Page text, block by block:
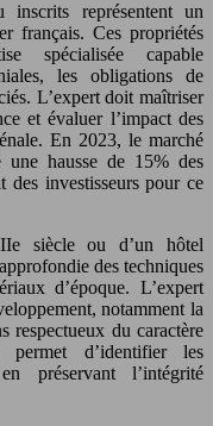
inscrits représentent un
français. Ces propriétés
spécialisée capable
les obligations de
L’expert doit maîtriser
et évaluer l’impact des
En 2023, le marché
une hausse de 15% des
des investisseurs pour ce
siècle ou d’un hôtel
des techniques
d’époque. L’expert
notamment la
respectueux du caractère
permet d’identifier les
préservant l’intégrité